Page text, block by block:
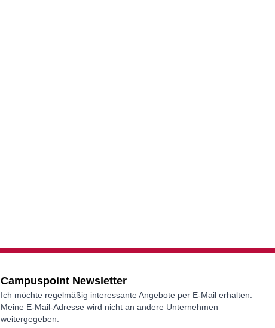
Campuspoint Newsletter
Ich möchte regelmäßig interessante Angebote per E-Mail erhalten.
Meine E-Mail-Adresse wird nicht an andere Unternehmen
weitergegeben.